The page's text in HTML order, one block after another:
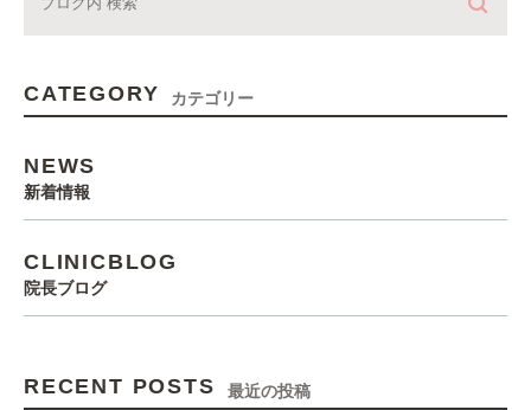
CATEGORY カテゴリー
NEWS
新着情報
CLINICBLOG
院長ブログ
RECENT POSTS 最近の投稿